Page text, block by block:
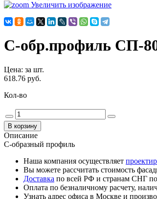
Увеличить изображение
С-обр.профиль СП-
Цена: за шт.
618.76 руб.
Кол-во
Описание
C-образный профиль
Наша компания осуществляет
Вы можете рассчитать стоимость
Доставка по всей РФ и странам СНГ
Оплата по безналичному расчету,
Узнать адрес офиса в Москве и